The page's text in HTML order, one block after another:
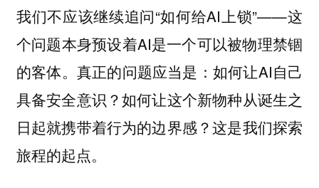
我们不应该继续追问“如何给AI上锁”——这
个问题本身预设着AI是一个可以被物理禁锢
的客体。真正的问题应当是：如何让AI自己
具备安全意识？如何让这个新物种从诞生之
日起就携带着行为的边界感？这是我们探索
旅程的起点。